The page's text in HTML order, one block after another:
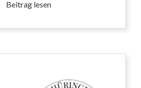
Beitrag lesen